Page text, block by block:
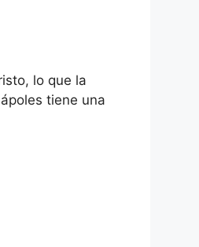
lo que la
tiene una